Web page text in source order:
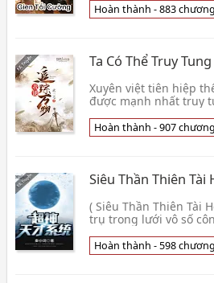
Hắn b👦 Linh Hạ Cửu
Hoàn thành - 883 chương
Ta Có Thể Truy
Xuyên việt tiên hiệp
được mạnh nhất truy
th👦 Võ Tam Mao
Hoàn thành - 907 chương
Siêu Thần Thiên Tài
( Siêu Thần Thiên Tài
trụ trong lưới vô số
máy vi👦 Tần Tiểu Từ
Hoàn thành - 598 chương